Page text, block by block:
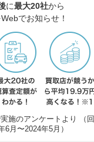
に最大20社から
でお知らせ！
施のアンケートより （回
6月〜2024年5月）